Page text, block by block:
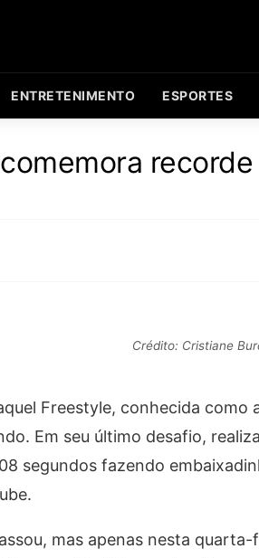
ENTRETENIMENTO ESPORTES
Crédito: Cristiane
Freestyle, conhecida
Em seu último desafio,
segundos fazendo
mas apenas nesta